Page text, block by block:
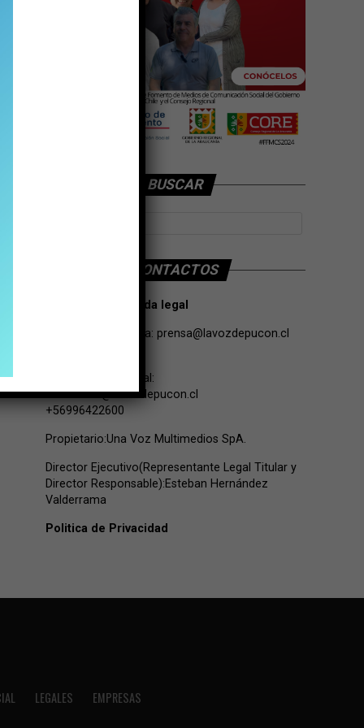
BUSCAR
CONTACTOS
Tarifas Propaganda legal
Contacto de Prensa: prensa@lavozdepucon.cl
Contacto Comercial:
comercial@lavozdepucon.cl
+56996422600
Propietario:Una Voz Multimedios SpA.
Director Ejecutivo(Representante Legal Titular y
Director Responsable):Esteban Hernández
Valderrama
Politica de Privacidad
LEGALES EMPRESAS